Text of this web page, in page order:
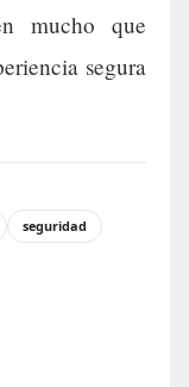
mucho que
segura
seguridad